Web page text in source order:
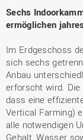
Sechs
ermöglichen
Im Erdgeschoss
sich sechs
Anbau
erforscht wird. Die
dass eine
Vertical Farming)
alle notwendigen
Gehalt, Wasser